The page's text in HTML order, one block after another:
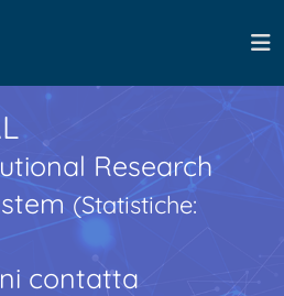
Research
(Statistiche:
contatta